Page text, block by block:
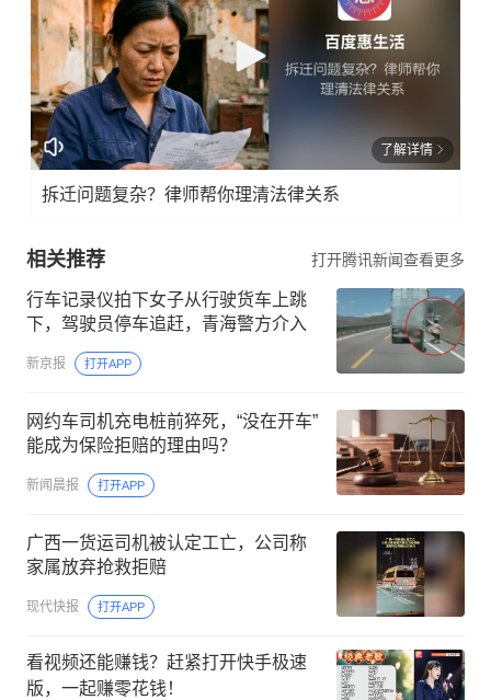
了解详情
拆迁问题复杂？律师帮你理清法律关系
相关推荐 打开腾讯新闻查看更多
行车记录仪拍下女子从行驶货车上跳
下，驾驶员停车追赶，青海警方介入
新京报 打开APP
网约车司机充电桩前猝死，“没在开车”
能成为保险拒赔的理由吗？
新闻晨报 打开APP
广西一货运司机被认定工亡，公司称
家属放弃抢救拒赔
现代快报 打开APP
看视频还能赚钱？赶紧打开快手极速
版，一起赚零花钱！